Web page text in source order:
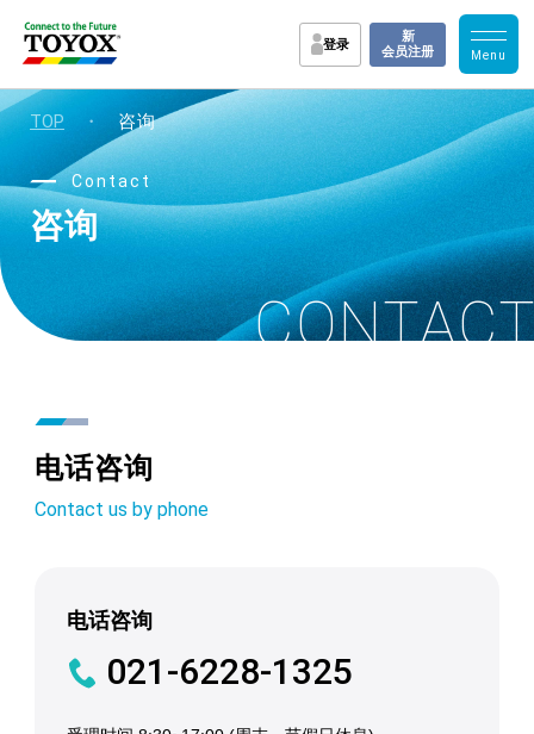
登录
新
会员注册
TOP ・ 咨询
Contact
咨询
电话咨询
Contact us by phone
电话咨询
021-6228-1325